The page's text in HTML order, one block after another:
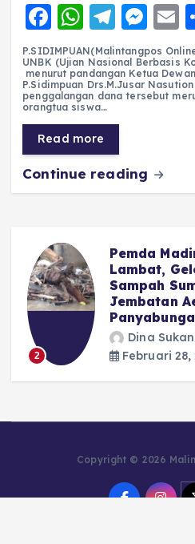
F
a
c
e
b
o
o
k
W
h
a
ts
A
p
p
T
el
e
g
r
m
M
e
ss
e
er
E
l
P.SIDIMPUAN(Malintangpos
UNBK (Ujian Nasional Berbasis
menurut pandangan Ketua
P.Sidimpuan Drs.M.Jusar
penggalangan dana tersebut
orangtua siswa…
Read more
Continue reading
2
Pemda
Lambat,
Sampah
Jembatan
Dina
Februari 28,
Copyright © 2026